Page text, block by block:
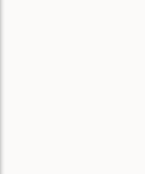
-days 3650 -sha256